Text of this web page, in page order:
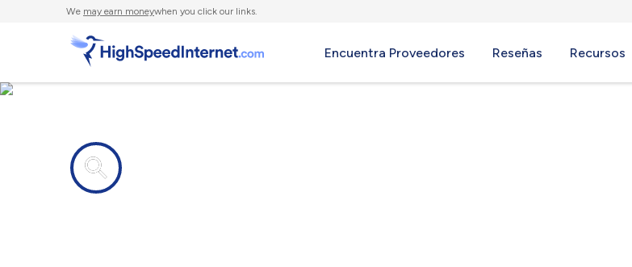
We may earn moneywhen you click our links.
Encuentra Proveedores Reseñas Recursos